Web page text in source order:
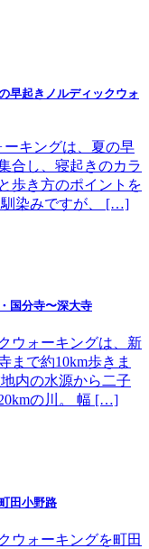
早起きノルディックウォ
キングは、夏の早
合し、寝起きのカラ
歩き方のポイントを
馴染みですが、 […]
国分寺〜深大寺
ウォーキングは、新
まで約10km歩きま
内の水源から二子
の川。 幅 […]
田小野路
ウォーキングを町田